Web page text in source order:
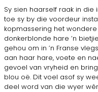
Sy sien haarself raak in
toe sy by die voordeur
kopmassering het
donkerblonde hare ’n
gehou om in ’n Franse
aan haar hare, voete en
gevoel van vryheid en
blou oë. Dit voel asof sy
deel word van die wyer